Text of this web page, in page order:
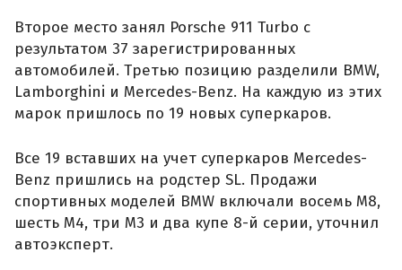
Второе место занял Porsche 911 Turbo с
результатом 37 зарегистрированных
автомобилей. Третью позицию разделили BMW,
Lamborghini и Mercedes-Benz. На каждую из этих
марок пришлось по 19 новых суперкаров.
Все 19 вставших на учет суперкаров Mercedes-
Benz пришлись на родстер SL. Продажи
спортивных моделей BMW включали восемь M8,
шесть M4, три M3 и два купе 8-й серии, уточнил
автоэксперт.